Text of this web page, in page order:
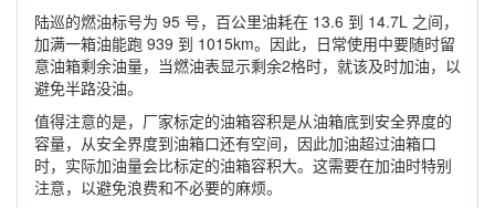
陆巡的燃油标号为 95 号，百公里油耗在 13.6 到 14.7L 之间，
加满一箱油能跑 939 到 1015km。因此，日常使用中要随时留
意油箱剩余油量，当燃油表显示剩余2格时，就该及时加油，以
避免半路没油。
值得注意的是，厂家标定的油箱容积是从油箱底到安全界度的
容量，从安全界度到油箱口还有空间，因此加油超过油箱口
时，实际加油量会比标定的油箱容积大。这需要在加油时特别
注意，以避免浪费和不必要的麻烦。